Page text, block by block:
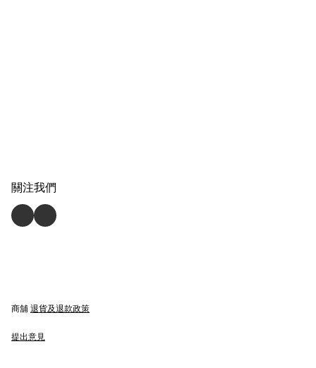
關注我們
商舖 退貨及退款政策
提出意見